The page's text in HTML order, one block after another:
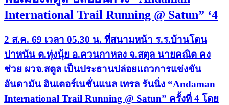
International Trail Running @ Satun” ‘4
2 ส.ค. 69 เวลา 05.30 น. ที่สนามหน้า ร.ร.บ้านโตน
ปาหนัน ต.ทุ่งนุ้ย อ.ควนกาหลง จ.สตูล นายคณิต คง
ช่วย ผวจ.สตูล เป็นประธานปล่อยแถวการแข่งขัน
อันดามัน อินเตอร์เนชั่นแนล เทรล รันนิ่ง “Andaman
International Trail Running @ Satun” ครั้งที่ 4 โดย